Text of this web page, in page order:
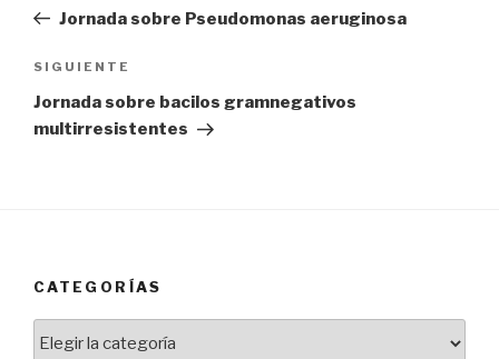
entradas
anterior:
Jornada sobre Pseudomonas aeruginosa
Siguiente
entrada
SIGUIENTE
Jornada sobre bacilos gramnegativos
multirresistentes
CATEGORÍAS